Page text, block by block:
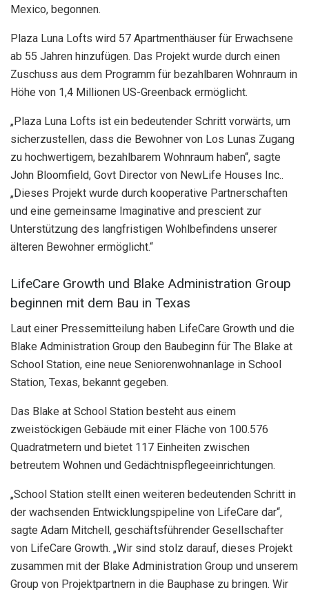
Mexico, begonnen.
Plaza Luna Lofts wird 57 Apartmenthäuser für Erwachsene
ab 55 Jahren hinzufügen. Das Projekt wurde durch einen
Zuschuss aus dem Programm für bezahlbaren Wohnraum in
Höhe von 1,4 Millionen US-Greenback ermöglicht.
„Plaza Luna Lofts ist ein bedeutender Schritt vorwärts, um
sicherzustellen, dass die Bewohner von Los Lunas Zugang
zu hochwertigem, bezahlbarem Wohnraum haben“, sagte
John Bloomfield, Govt Director von NewLife Houses Inc..
„Dieses Projekt wurde durch kooperative Partnerschaften
und eine gemeinsame Imaginative and prescient zur
Unterstützung des langfristigen Wohlbefindens unserer
älteren Bewohner ermöglicht.“
LifeCare Growth und Blake Administration Group
beginnen mit dem Bau in Texas
Laut einer Pressemitteilung haben LifeCare Growth und die
Blake Administration Group den Baubeginn für The Blake at
School Station, eine neue Seniorenwohnanlage in School
Station, Texas, bekannt gegeben.
Das Blake at School Station besteht aus einem
zweistöckigen Gebäude mit einer Fläche von 100.576
Quadratmetern und bietet 117 Einheiten zwischen
betreutem Wohnen und Gedächtnispflegeeinrichtungen.
„School Station stellt einen weiteren bedeutenden Schritt in
der wachsenden Entwicklungspipeline von LifeCare dar“,
sagte Adam Mitchell, geschäftsführender Gesellschafter
von LifeCare Growth. „Wir sind stolz darauf, dieses Projekt
zusammen mit der Blake Administration Group und unserem
Group von Projektpartnern in die Bauphase zu bringen. Wir